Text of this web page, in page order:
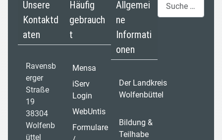
Unsere
Kontaktd
aten
Ravensb
erger
Straße
19
38304
Wolfenb
üttel
Häufig
gebrauch
t
Mensa
iServ
Login
WebUntis
Formulare
Allgemei
ne
Informati
onen
Der Landkreis
Wolfenbüttel
Bildung &
Teilhabe